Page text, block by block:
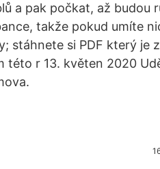
a pak počkat, až budou
takže pokud umíte
stáhnete si PDF který je
této r 13. květen 2020